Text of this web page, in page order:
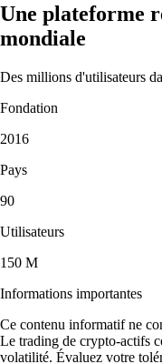
Une plateforme
mondiale
Des millions d'utilisateurs
Fondation
2016
Pays
90
Utilisateurs
150 M
Informations importantes
Ce contenu informatif ne
Le trading de crypto-actifs
volatilité. Évaluez votre